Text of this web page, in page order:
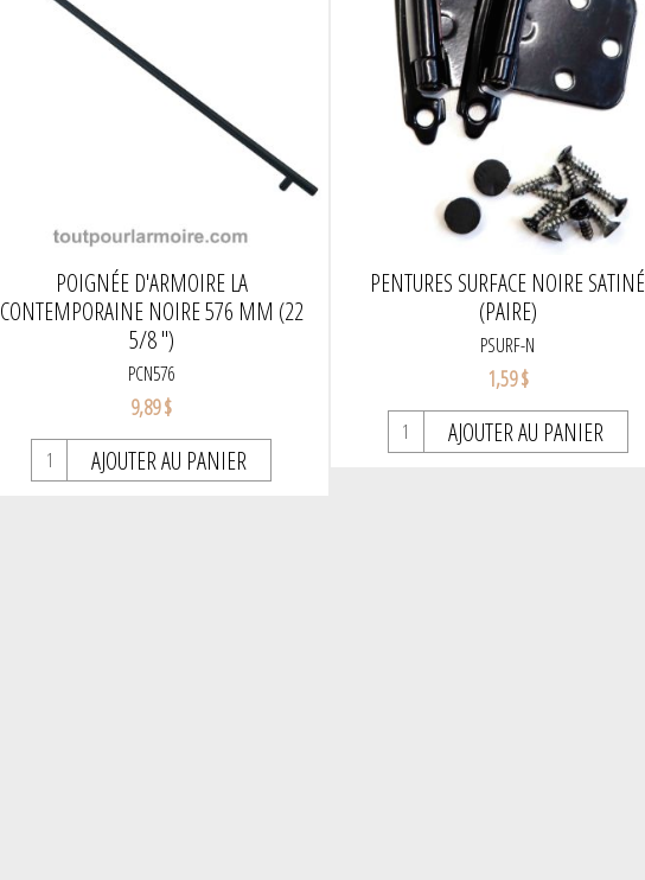
POIGNÉE D'ARMOIRE LA
CONTEMPORAINE NOIRE 576 MM (22
5/8 ")
PCN576
9,89 $
AJOUTER AU PANIER
PENTURES SURFACE NOIRE SATINÉ
(PAIRE)
PSURF-N
1,59 $
AJOUTER AU PANIER